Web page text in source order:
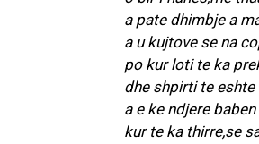
a pate dhimbje a
a u kujtove se na
po kur loti te ka
dhe shpirti te eshte
a e ke ndjere
kur te ka thirre,se